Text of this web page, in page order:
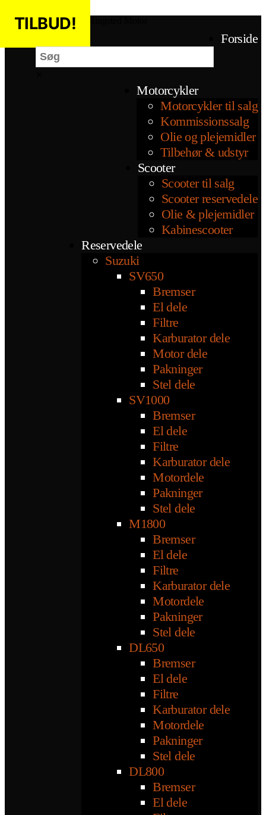
Forside
Motorcykler
Motorcykler til salg
Kommissionssalg
Olie og plejemidler
Tilbehør & udstyr
Scooter
Scooter til salg
Scooter reservedele
Olie & plejemidler
Kabinescooter
Reservedele
Suzuki
SV650
Bremser
El dele
Filtre
Karburator dele
Motor dele
Pakninger
Stel dele
SV1000
Bremser
El dele
Filtre
Karburator dele
Motordele
Pakninger
Stel dele
M1800
Bremser
El dele
Filtre
Karburator dele
Motordele
Pakninger
Stel dele
DL650
Bremser
El dele
Filtre
Karburator dele
Motordele
Pakninger
Stel dele
DL800
Bremser
El dele
TILBUD!
TILBUD!
TILBUD!